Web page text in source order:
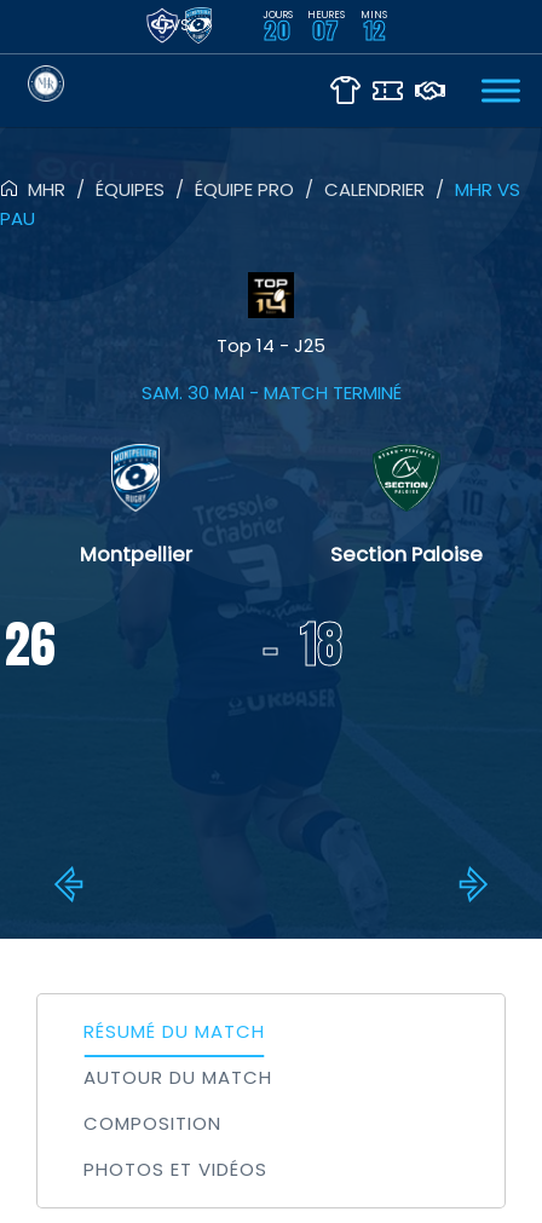
VS JOURS
20 HEURES
07 MINS
12
MHR / ÉQUIPES / ÉQUIPE PRO / CALENDRIER / MHR VS
PAU
Top 14 - J25
SAM. 30 MAI - MATCH TERMINÉ
Montpellier Section Paloise
26 - 18
RÉSUMÉ DU MATCH
AUTOUR DU MATCH
COMPOSITION
PHOTOS ET VIDÉOS